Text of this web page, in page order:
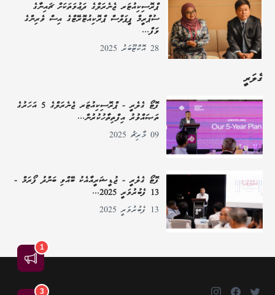
ޕްރޮސިކިއުޓަރ ޖެނެރަލްގެ ދަޢުވަތަކަށް ޗައިނާގެ
ސުޕްރީމް ޕީޕަލްސް ޕްރޮކިއުޓޮރޭޓްގެ އިސް ވެރިންގެ
ވަފް...
28 އޮކްޓޫބަރު 2025
ގެލަރީ
ފޮޓޯ ގެލެރީ - ޕްރޮސިކިއުޓަރ ޖެނެރަލްގެ 5 އަހަރުގެ
ތަޞައްވުރު އިފްތިތާހުކުރުން...
09 މާރިޗު 2025
ފޮޓޯ ގެލެރީ - ޖުޑީޝަރީއާއެކު ބޭއްވި ބަންދު ފޯރަމް -
13 ފެބުރުވަރީ 2025...
13 ފެބުރުވަރީ 2025
އިޢުލާން
1
3